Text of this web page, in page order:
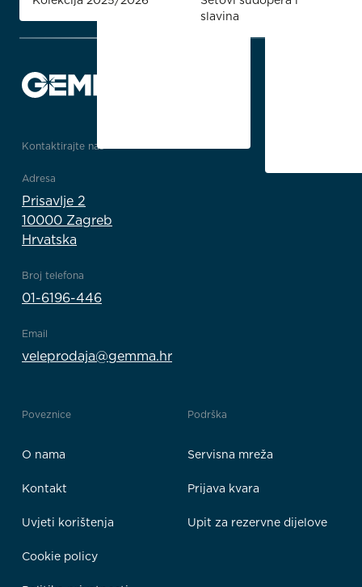
slavina
Kontaktirajte nas
Adresa
Prisavlje 2
10000 Zagreb
Hrvatska
Broj telefona
01-6196-446
Email
veleprodaja@gemma.hr
Poveznice
O nama
Kontakt
Uvjeti korištenja
Cookie policy
Podrška
Servisna mreža
Prijava kvara
Upit za rezervne dijelove